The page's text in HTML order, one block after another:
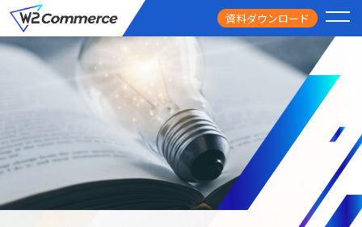
資料ダウンロード
サービス
PRICE
料金
FEATURE